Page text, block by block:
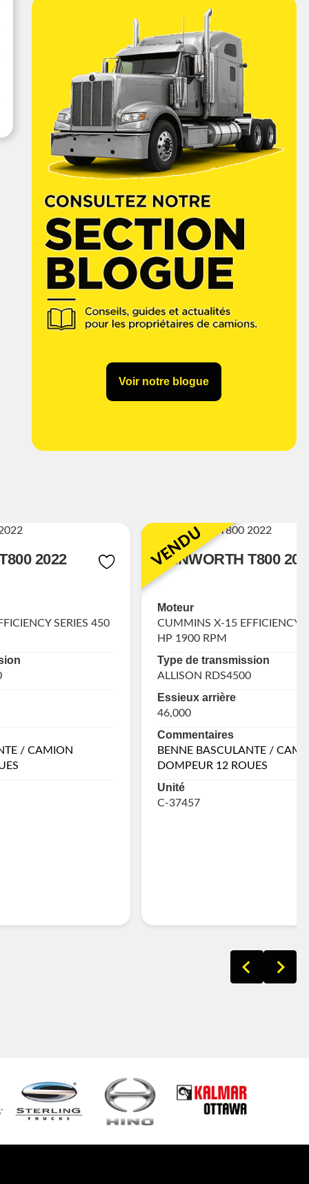
Voir notre blogue
2022
SERIES 450
/ CAMION
VENDU
KENWORTH T800
Moteur
CUMMINS X-15 EFFICIENCY
HP 1900 RPM
Type de transmission
ALLISON RDS4500
Essieux arrière
46,000
Commentaires
BENNE BASCULANTE /
DOMPEUR 12 ROUES
Unité
C-37457